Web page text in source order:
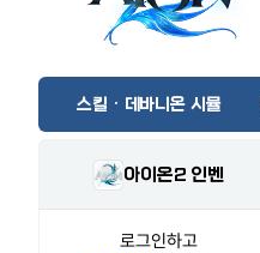
스킬 · 데바니온 시뮬
아이온2 인벤
로그인하고